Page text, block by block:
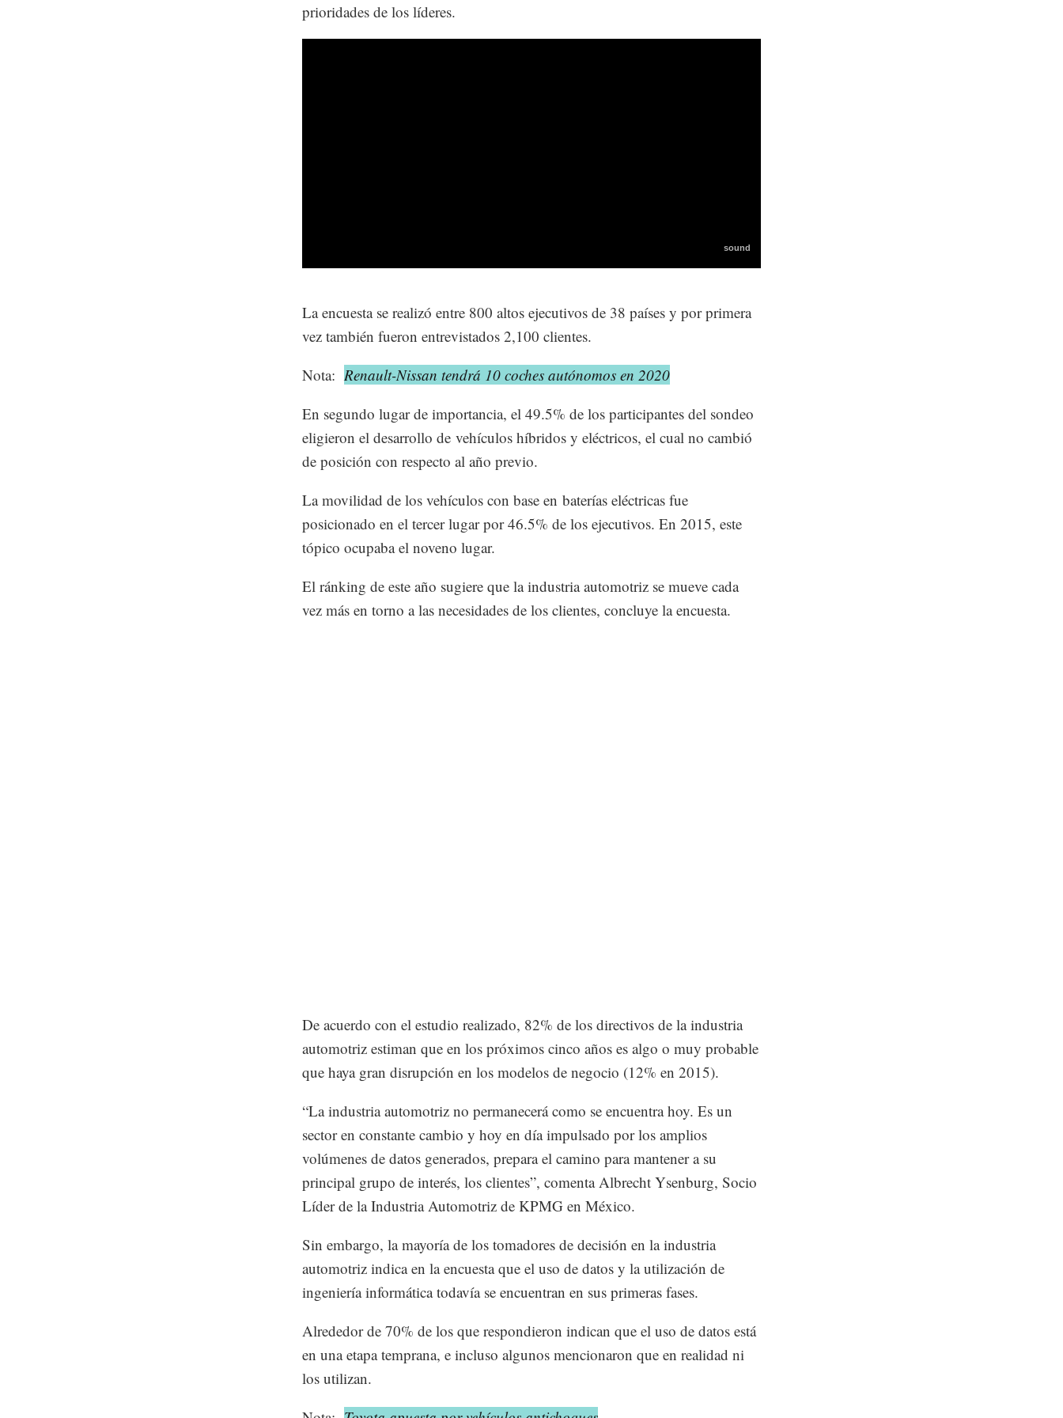
prioridades de los líderes.
La encuesta se realizó entre 800 altos ejecutivos de 38 países y por primera
vez también fueron entrevistados 2,100 clientes.
Nota: Renault-Nissan tendrá 10 coches autónomos en 2020
En segundo lugar de importancia, el 49.5% de los participantes del sondeo
eligieron el desarrollo de vehículos híbridos y eléctricos, el cual no cambió
de posición con respecto al año previo.
La movilidad de los vehículos con base en baterías eléctricas fue
posicionado en el tercer lugar por 46.5% de los ejecutivos. En 2015, este
tópico ocupaba el noveno lugar.
El ránking de este año sugiere que la industria automotriz se mueve cada
vez más en torno a las necesidades de los clientes, concluye la encuesta.
De acuerdo con el estudio realizado, 82% de los directivos de la industria
automotriz estiman que en los próximos cinco años es algo o muy probable
que haya gran disrupción en los modelos de negocio (12% en 2015).
“La industria automotriz no permanecerá como se encuentra hoy. Es un
sector en constante cambio y hoy en día impulsado por los amplios
volúmenes de datos generados, prepara el camino para mantener a su
principal grupo de interés, los clientes”, comenta Albrecht Ysenburg, Socio
Líder de la Industria Automotriz de KPMG en México.
Sin embargo, la mayoría de los tomadores de decisión en la industria
automotriz indica en la encuesta que el uso de datos y la utilización de
ingeniería informática todavía se encuentran en sus primeras fases.
Alrededor de 70% de los que respondieron indican que el uso de datos está
en una etapa temprana, e incluso algunos mencionaron que en realidad ni
los utilizan.